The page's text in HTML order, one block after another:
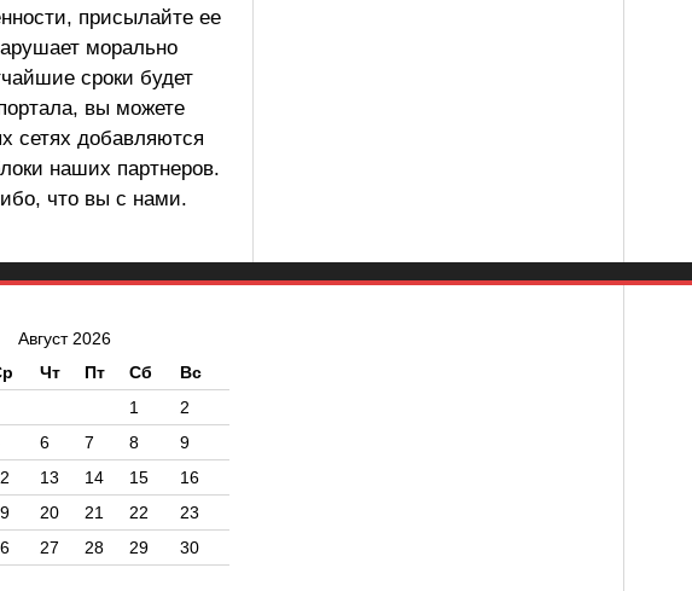
присылайте ее
морально
сроки будет
вы можете
сетях добавляются
наших партнеров.
что вы с нами.
Август 2026
Чт Пт Сб
Вс
1
2
6 7 8
9
13 14 15
16
20 21 22
23
27 28 29
30